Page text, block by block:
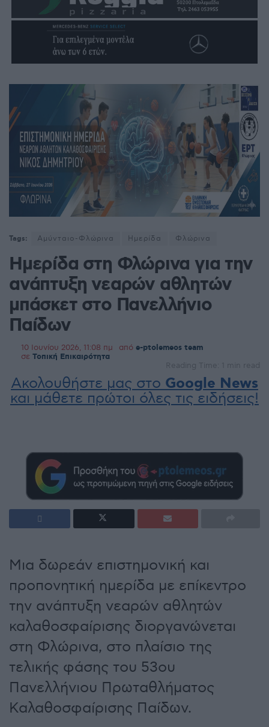
Tags: Αμύνταιο-Φλώρινα Ημερίδα Φλώρινα
Ημερίδα στη Φλώρινα για την
ανάπτυξη νεαρών αθλητών
μπάσκετ στο Πανελλήνιο
Παίδων
10 Ιουνίου 2026, 11:08 πμ από e-ptolemeos team
σε Τοπική Επικαιρότητα
Reading Time: 1 min read
Ακολουθήστε μας στο Google News
και μάθετε πρώτοι όλες τις ειδήσεις!
Μια δωρεάν επιστημονική και
προπονητική ημερίδα με επίκεντρο
την ανάπτυξη νεαρών αθλητών
καλαθοσφαίρισης διοργανώνεται
στη Φλώρινα, στο πλαίσιο της
τελικής φάσης του 53ου
Πανελλήνιου Πρωταθλήματος
Καλαθοσφαίρισης Παίδων.